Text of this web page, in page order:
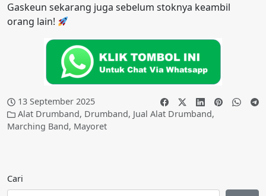
Gaskeun sekarang juga sebelum stoknya keambil
orang lain!
13 September 2025
Alat Drumband, Drumband, Jual Alat Drumband,
Marching Band, Mayoret
Cari